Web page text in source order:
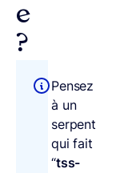
e
?
Pensez
à un
serpent
qui fait
“tss-